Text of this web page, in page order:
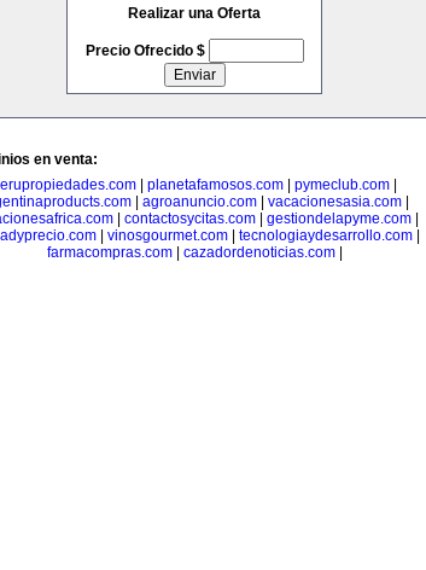
Realizar una Oferta
Precio Ofrecido $
en venta:
planetafamosos.com pymeclub.com
| agroanuncio.com| vacacionesasia.com|
| contactosycitas.com| gestiondelapyme.com|
vinosgourmet.com tecnologiaydesarrollo.com
farmacompras.com| cazadordenoticias.com|